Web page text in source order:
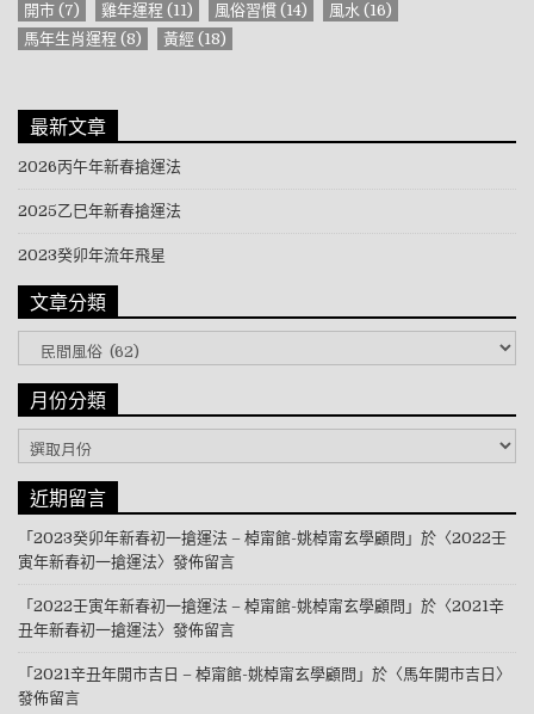
開市 (7) 雞年運程 (11) 風俗習慣 (14) 風水 (16)
馬年生肖運程 (8) 黃經 (18)
最新文章
2026丙午年新春搶運法
2025乙巳年新春搶運法
2023癸卯年流年飛星
文章分類
文章分類
月份分類
月份分類
近期留言
「 2023癸卯年新春初一搶運法 – 棹甯館-姚棹甯玄學顧問 」於〈2022壬
寅年新春初一搶運法〉發佈留言
「 2022壬寅年新春初一搶運法 – 棹甯館-姚棹甯玄學顧問 」於〈2021辛
丑年新春初一搶運法〉發佈留言
「 2021辛丑年開市吉日 – 棹甯館-姚棹甯玄學顧問 」於〈馬年開市吉日 〉
發佈留言